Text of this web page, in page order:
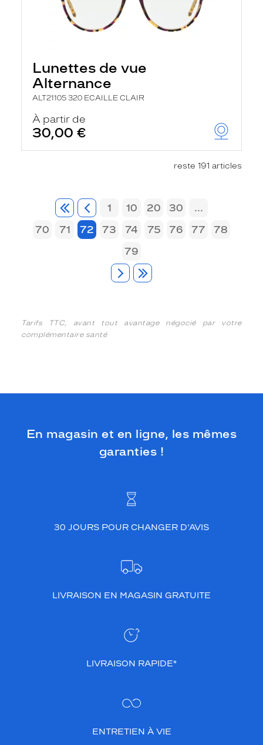
Lunettes de vue
Alternance
ALT21105 320 ECAILLE CLAIR
À partir de
30,00 €
reste 191 articles
1 10 20 30
...
70
71 72 73 74 75 76 77
78
79
Tarifs TTC, avant tout avantage négocié par votre
complémentaire santé
En magasin et en ligne, les mêmes
garanties !
30 JOURS POUR CHANGER D’AVIS
LIVRAISON EN MAGASIN GRATUITE
LIVRAISON RAPIDE*
ENTRETIEN À VIE